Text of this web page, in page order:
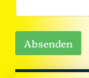
Absenden